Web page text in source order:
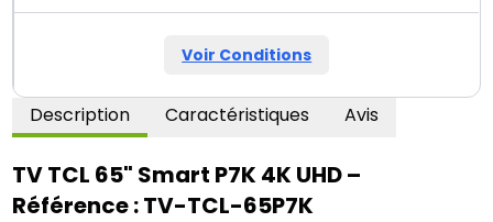
Voir Conditions
Description Caractéristiques Avis
TV TCL 65" Smart P7K 4K UHD –
Référence : TV-TCL-65P7K